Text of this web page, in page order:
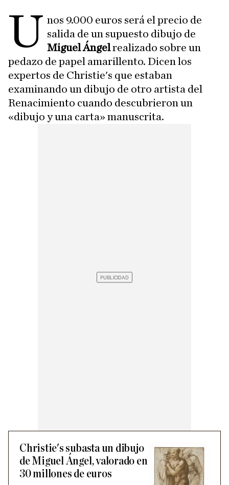
U nos 9.000 euros será el precio de
salida de un supuesto dibujo de
Miguel Ángelrealizado sobre un
pedazo de papel amarillento. Dicen los
expertos de Christie's que estaban
examinando un dibujo de otro artista del
Renacimiento cuando descubrieron un
«dibujo y una carta» manuscrita.
Christie's subasta un dibujo
de Miguel Ángel, valorado en
30 millones de euros